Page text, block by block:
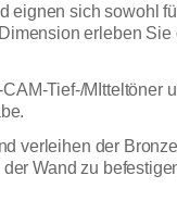
sich sowohl
erleben
Tief-/MItteltöner
verleihen der
Wand zu